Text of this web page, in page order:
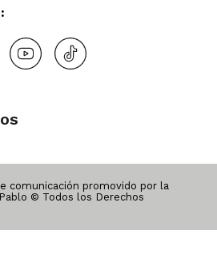
comunicación promovido por la
© Todos los Derechos